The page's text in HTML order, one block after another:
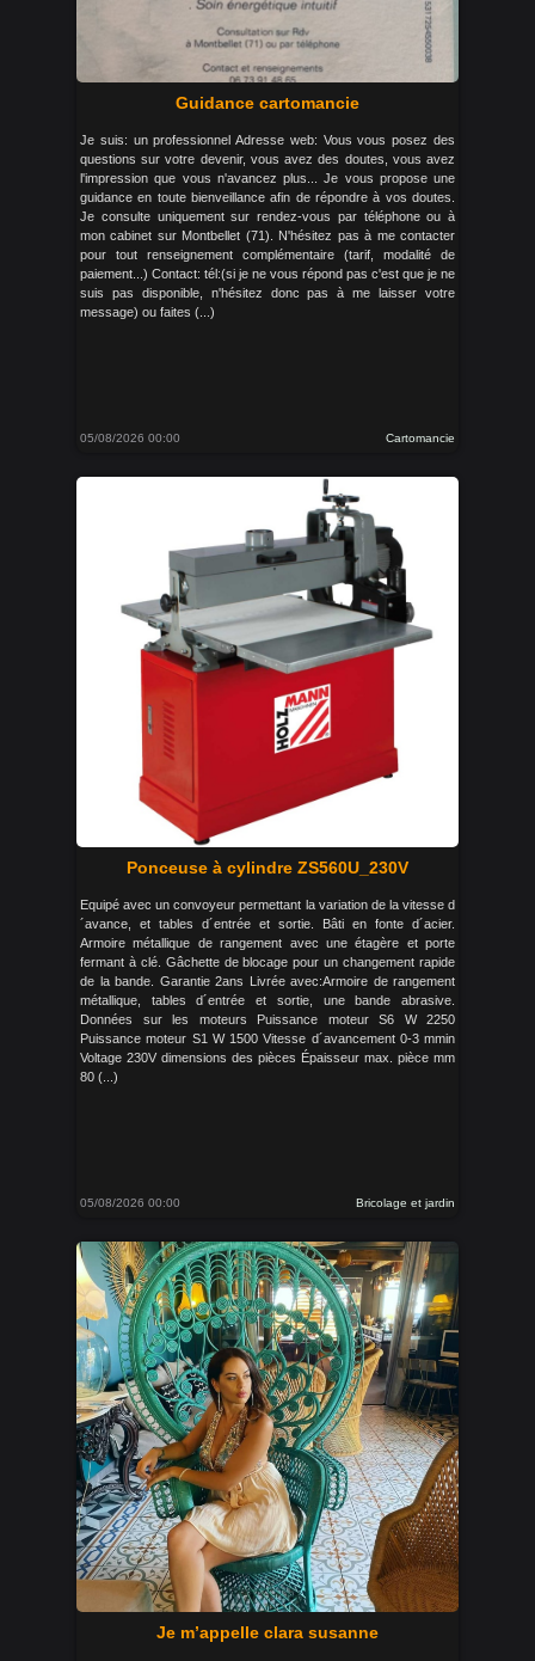
Guidance cartomancie
Je suis: un professionnel Adresse web: Vous vous posez des
questions sur votre devenir, vous avez des doutes, vous avez
l'impression que vous n'avancez plus... Je vous propose une
guidance en toute bienveillance afin de répondre à vos doutes.
Je consulte uniquement sur rendez-vous par téléphone ou à
mon cabinet sur Montbellet (71). N'hésitez pas à me contacter
pour tout renseignement complémentaire (tarif, modalité de
paiement...) Contact: tél:(si je ne vous répond pas c'est que je ne
suis pas disponible, n'hésitez donc pas à me laisser votre
message) ou faites (...)
05/08/2026 00:00 Cartomancie
Ponceuse à cylindre ZS560U_230V
Equipé avec un convoyeur permettant la variation de la vitesse d
´avance, et tables d´entrée et sortie. Bâti en fonte d´acier.
Armoire métallique de rangement avec une étagère et porte
fermant à clé. Gâchette de blocage pour un changement rapide
de la bande. Garantie 2ans Livrée avec:Armoire de rangement
métallique, tables d´entrée et sortie, une bande abrasive.
Données sur les moteurs Puissance moteur S6 W 2250
Puissance moteur S1 W 1500 Vitesse d´avancement 0-3 mmin
Voltage 230V dimensions des pièces Épaisseur max. pièce mm
80 (...)
05/08/2026 00:00 Bricolage et jardin
Je m’appelle clara susanne